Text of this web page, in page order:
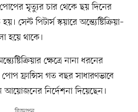
মৃত্যুর চার থেকে ছয় দিনের
সেন্ট পিটার্স স্কয়ারে অন্ত্যেষ্টিক্রিয়া–
হয়ে থাকে।
ক্ষেত্রে নানা ধরনের
ফ্রান্সিস গত বছর সাধারণভাবে
আয়োজনের নির্দেশনা দিয়েছেন।